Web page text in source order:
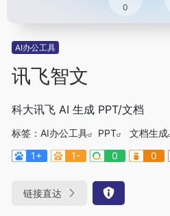
0
AI办公工具
讯飞智文
科大讯飞 AI 生成 PPT/文档
标签： AI办公工具 PPT 文档生成
1+
1- 0 0
链接直达